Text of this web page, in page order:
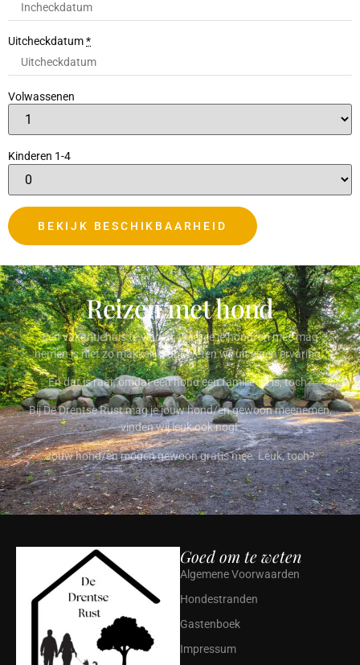
Uitcheckdatum*
Volwassenen
Kinderen 1-4
Reizen met hond
Een vakantiehuis te vinden, waar je je hond/en mee mag
nemen is niet zo makkelijk, dat weten wij uit eigen ervaring.
En dat is raar, omdat een hond een familie-lid is, toch?
Bij De Drentse Rust mag je jouw hond/en gewoon meenemen,
vinden wij leuk ook nog!
Jouw hond/en mogen gewoon gratis mee. Leuk, toch?
Goed om te weten
Algemene Voorwaarden
Hondestranden
Gastenboek
Impressum